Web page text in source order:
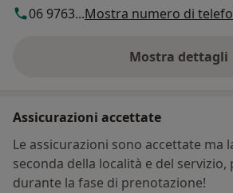
06 9763...Mostra numero di
Mostra dettagli
Assicurazioni accettate
Le assicurazioni sono accettate ma
seconda della località e del
durante la fase di prenotazione!